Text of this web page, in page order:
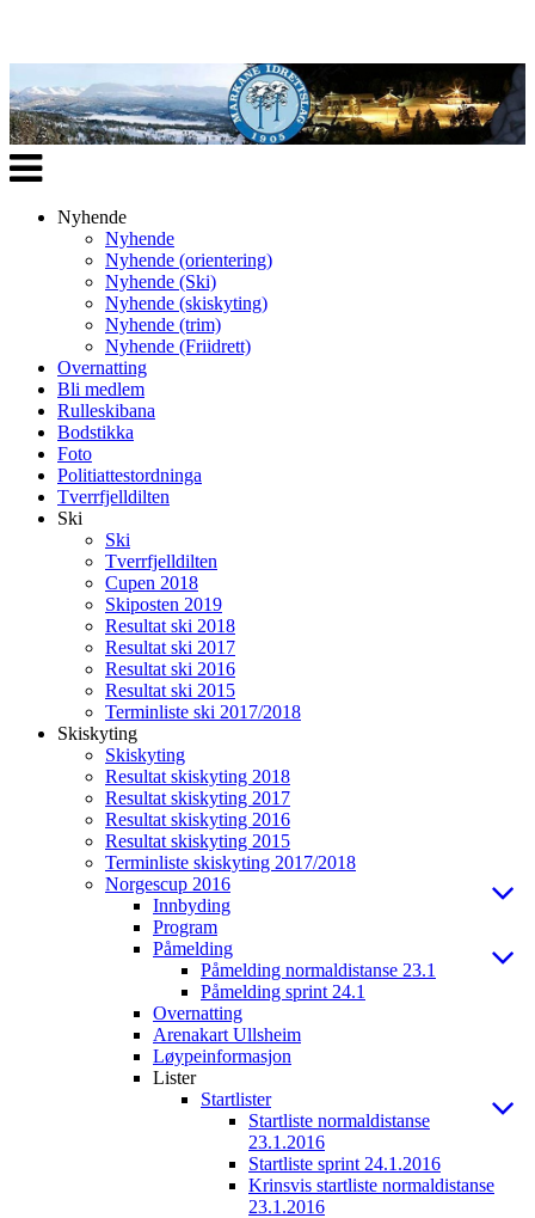
Veksle
navigasjon
Nyhende
Nyhende
Nyhende (orientering)
Nyhende (Ski)
Nyhende (skiskyting)
Nyhende (trim)
Nyhende (Friidrett)
Overnatting
Bli medlem
Rulleskibana
Bodstikka
Foto
Politiattestordninga
Tverrfjelldilten
Ski
Ski
Tverrfjelldilten
Cupen 2018
Skiposten 2019
Resultat ski 2018
Resultat ski 2017
Resultat ski 2016
Resultat ski 2015
Terminliste ski 2017/2018
Skiskyting
Skiskyting
Resultat skiskyting 2018
Resultat skiskyting 2017
Resultat skiskyting 2016
Resultat skiskyting 2015
Terminliste skiskyting 2017/2018
Norgescup 2016
Innbyding
Program
Påmelding
Påmelding normaldistanse 23.1
Påmelding sprint 24.1
Overnatting
Arenakart Ullsheim
Løypeinformasjon
Lister
Startlister
Startliste normaldistanse
23.1.2016
Startliste sprint 24.1.2016
Krinsvis startliste normaldistanse
23.1.2016